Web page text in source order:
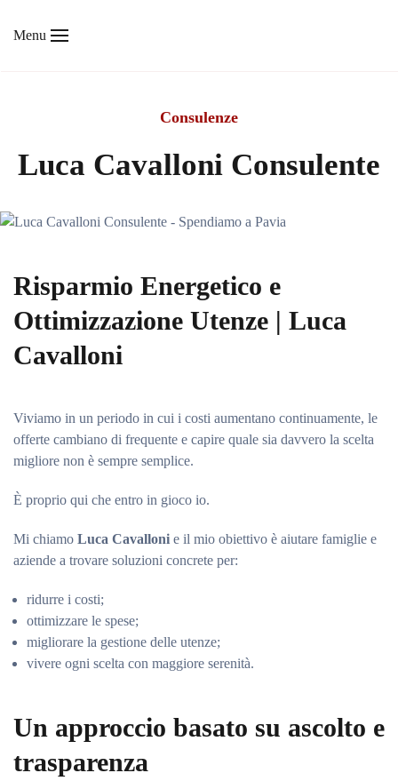
Menu
Consulenze
Luca Cavalloni Consulente
Risparmio Energetico e
Ottimizzazione Utenze | Luca
Cavalloni
Viviamo in un periodo in cui i costi aumentano continuamente, le
offerte cambiano di frequente e capire quale sia davvero la scelta
migliore non è sempre semplice.
È proprio qui che entro in gioco io.
Mi chiamo Luca Cavalloni e il mio obiettivo è aiutare famiglie e
aziende a trovare soluzioni concrete per:
ridurre i costi;
ottimizzare le spese;
migliorare la gestione delle utenze;
vivere ogni scelta con maggiore serenità.
Un approccio basato su ascolto e
trasparenza